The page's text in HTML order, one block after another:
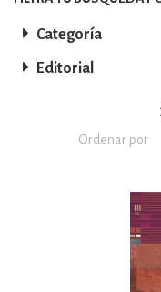
Ordenar por
Categoría
Editorial